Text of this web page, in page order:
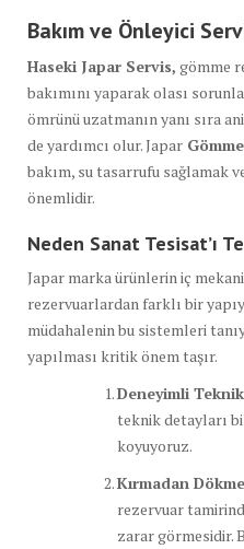
Bakım ve Önleyici
Haseki Japar Servis, gömme
bakımını yaparak olası
ömrünü uzatmanın yanı sıra
de yardımcı olur. Japar
bakım, su tasarrufu sağlamak
önemlidir.
Neden Sanat Tesisat’ı
Japar marka ürünlerin iç
rezervuarlardan farklı bir
müdahalenin bu sistemleri
yapılması kritik önem taşır.
Deneyimli
teknik detayları
koyuyoruz.
Kırmadan
rezervuar
zarar görmesidir.